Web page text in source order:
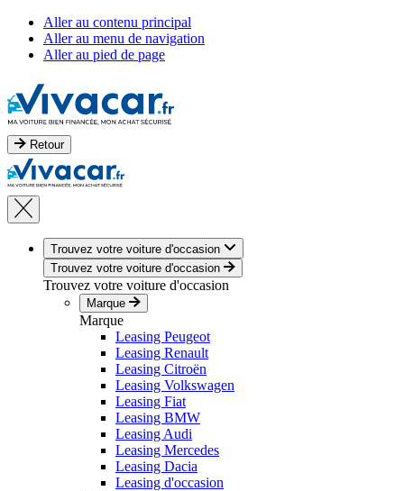
Aller au contenu principal
Aller au menu de navigation
Aller au pied de page
Retour
Trouvez votre voiture d'occasion
Trouvez votre voiture d'occasion
Trouvez votre voiture d'occasion
Marque
Marque
Leasing Peugeot
Leasing Renault
Leasing Citroën
Leasing Volkswagen
Leasing Fiat
Leasing BMW
Leasing Audi
Leasing Mercedes
Leasing Dacia
Leasing d'occasion